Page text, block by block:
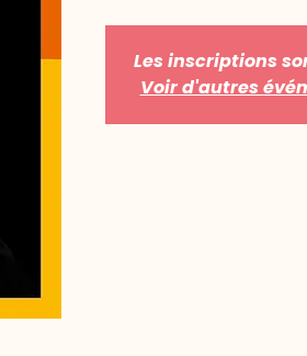
Les inscriptions
Voir d'autres